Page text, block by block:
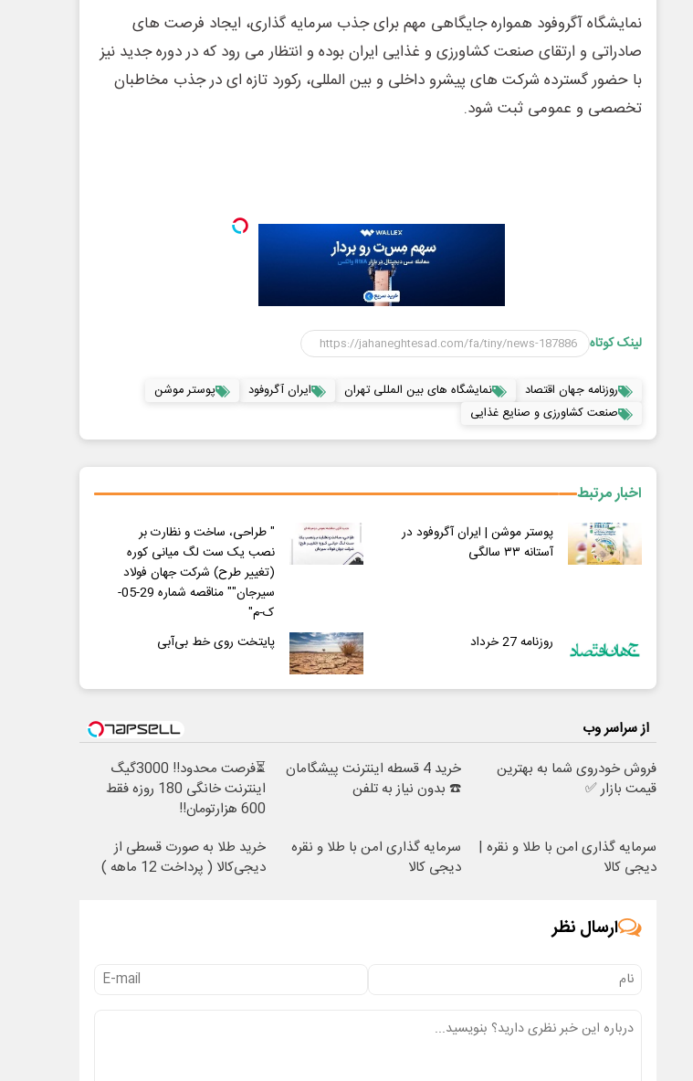
نمایشگاه آگروفود همواره جایگاهی مهم برای جذب سرمایه گذاری، ایجاد فرصت های
صادراتی و ارتقای صنعت کشاورزی و غذایی ایران بوده و انتظار می رود که در دوره جدید نیز
با حضور گسترده شرکت های پیشرو داخلی و بین المللی، رکورد تازه ای در جذب مخاطبان
تخصصی و عمومی ثبت شود.
لینک کوتاه
روزنامه جهان اقتصاد نمایشگاه های بین المللی تهران ایران آگروفود
پوستر موشن
صنعت کشاورزی و صنایع غذایی
اخبار مرتبط
پوستر موشن | ایران آگروفود در
آستانه ۳۳ سالگی
" طراحی، ساخت و نظارت بر
نصب یک ست لگ میانی کوره
(تغییر طرح) شرکت جهان فولاد
سیرجان"" مناقصه شماره 29-05-
ک-م"
روزنامه 27 خرداد
پایتخت روی خط بی‌آبی
از سراسر وب
فروش خودروی شما به بهترین
قیمت بازار ✅
خرید 4 قسطه اینترنت پیشگامان
☎️ بدون نیاز به تلفن
⏳فرصت محدود!! 3000گیگ
اینترنت خانگی 180 روزه فقط
600 هزارتومان!!
سرمایه گذاری امن با طلا و نقره |
دیجی کالا
سرمایه گذاری امن با طلا و نقره
دیجی کالا
خرید طلا به صورت قسطی از
دیجی‌کالا ( پرداخت 12 ماهه )
ارسال نظر